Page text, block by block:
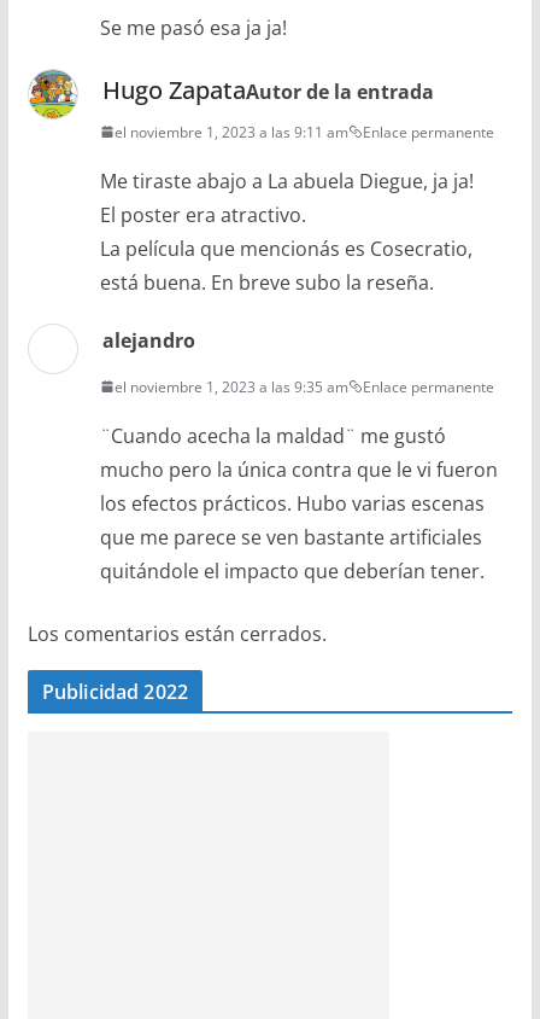
Se me pasó esa ja ja!
Hugo ZapataAutor de la entrada
el noviembre 1, 2023 a las 9:11 am Enlace permanente
Me tiraste abajo a La abuela Diegue, ja ja!
El poster era atractivo.
La película que mencionás es Cosecratio,
está buena. En breve subo la reseña.
alejandro
el noviembre 1, 2023 a las 9:35 am Enlace permanente
¨Cuando acecha la maldad¨ me gustó
mucho pero la única contra que le vi fueron
los efectos prácticos. Hubo varias escenas
que me parece se ven bastante artificiales
quitándole el impacto que deberían tener.
Los comentarios están cerrados.
Publicidad 2022